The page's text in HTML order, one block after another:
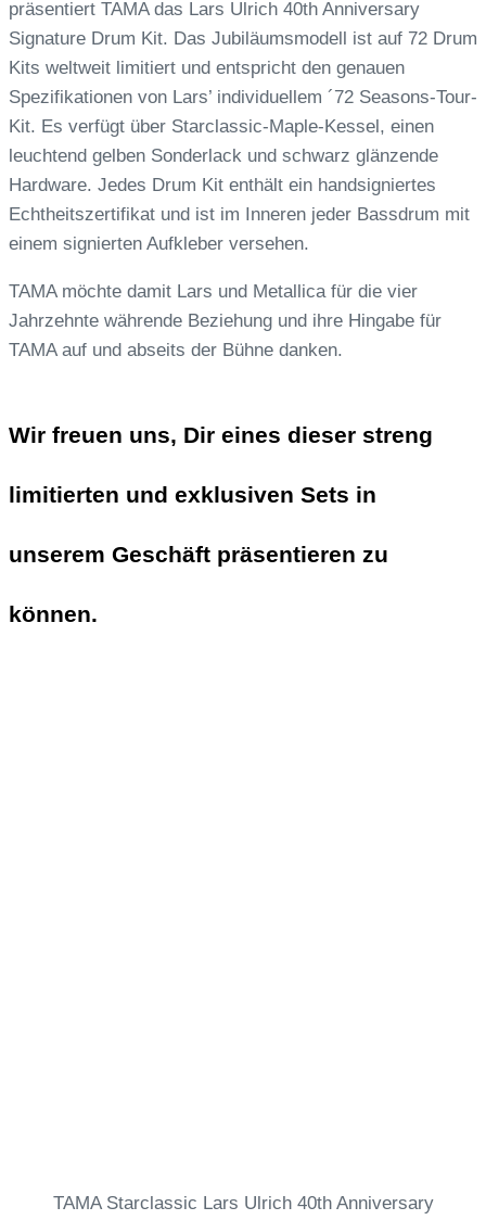
präsentiert TAMA das Lars Ulrich 40th Anniversary
Signature Drum Kit. Das Jubiläumsmodell ist auf 72 Drum
Kits weltweit limitiert und entspricht den genauen
Spezifikationen von Lars’ individuellem ´72 Seasons-Tour-
Kit. Es verfügt über Starclassic-Maple-Kessel, einen
leuchtend gelben Sonderlack und schwarz glänzende
Hardware. Jedes Drum Kit enthält ein handsigniertes
Echtheitszertifikat und ist im Inneren jeder Bassdrum mit
einem signierten Aufkleber versehen.
TAMA möchte damit Lars und Metallica für die vier
Jahrzehnte währende Beziehung und ihre Hingabe für
TAMA auf und abseits der Bühne danken.
Wir freuen uns, Dir eines dieser streng
limitierten und exklusiven Sets in
unserem Geschäft präsentieren zu
können.
TAMA Starclassic Lars Ulrich 40th Anniversary